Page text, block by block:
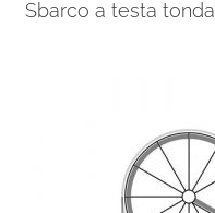
Sbarco a testa tonda